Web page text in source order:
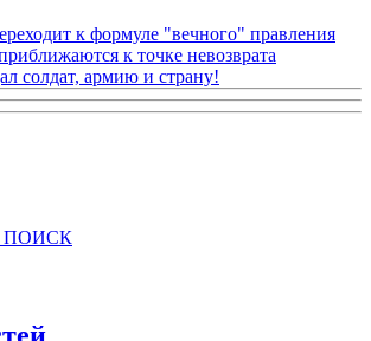
к формуле "вечного" правления
к точке невозврата
солдат, армию и страну!
ПОИСК